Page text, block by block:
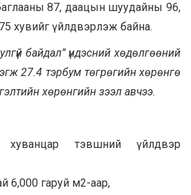
87, даацын шуудайны 96,
хувийг үйлдвэрлэж байна.
байдал” үндэсний хөдөлгөөний
27.4 тэрбум төгрөгийн хөрөнгө
хөрөнгийн зээл авчээ.
хуванцар тэвшний үйлдвэр
6,000 гаруй м2-аар,